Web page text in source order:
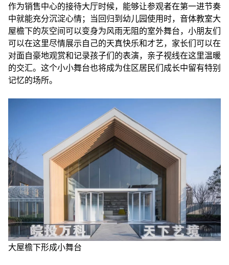
作为销售中心的接待大厅时候，能够让参观者在第一进节奏
中就能充分沉淀心情；当回归到幼儿园使用时，音体教室大
屋檐下的灰空间可以变身为风雨无阻的室外舞台，小朋友们
可以在这里尽情展示自己的天真快乐和才艺，家长们可以在
对面自豪地观赏和记录孩子们的表演，亲子视线在这里温暖
的交汇。这个小小舞台也将成为住区居民们成长中留有特别
记忆的场所。
大屋檐下形成小舞台